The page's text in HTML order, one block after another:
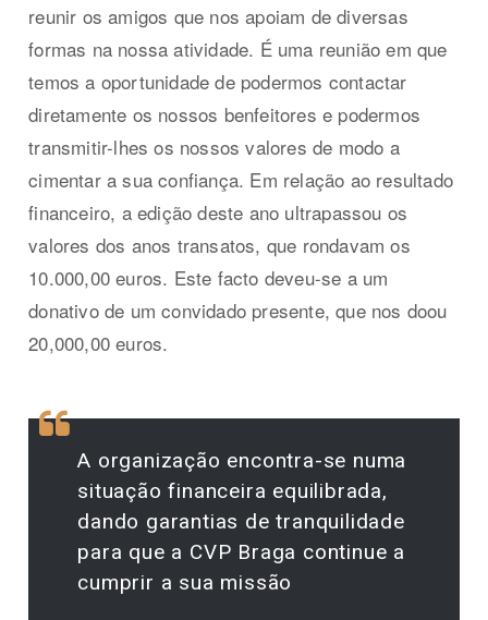
reunir os amigos que nos apoiam de diversas
formas na nossa atividade. É uma reunião em que
temos a oportunidade de podermos contactar
diretamente os nossos benfeitores e podermos
transmitir-lhes os nossos valores de modo a
cimentar a sua confiança. Em relação ao resultado
financeiro, a edição deste ano ultrapassou os
valores dos anos transatos, que rondavam os
10.000,00 euros. Este facto deveu-se a um
donativo de um convidado presente, que nos doou
20,000,00 euros.
A organização encontra-se numa
situação financeira equilibrada,
dando garantias de tranquilidade
para que a CVP Braga continue a
cumprir a sua missão